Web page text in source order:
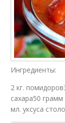
Ингредиенты:
2 кг.
сахара50
мл. уксуса